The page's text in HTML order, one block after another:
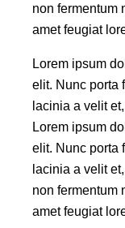
non fermentum
amet feugiat
Lorem ipsum
elit. Nunc porta
lacinia a velit
Lorem ipsum
elit. Nunc porta
lacinia a velit
non fermentum
amet feugiat